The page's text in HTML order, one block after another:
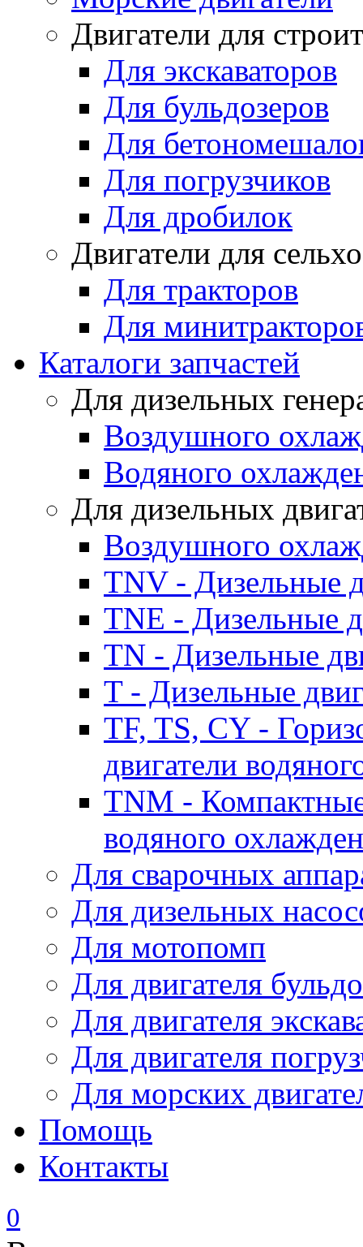
Двигатели для
Для экскаваторов
Для бульдозеров
Для
Для погрузчиков
Для дробилок
Двигатели для
Для тракторов
Для
Каталоги запчастей
Для дизельных
Воздушного
Водяного
Для дизельных
Воздушного
TNV - Дизельные
TNE - Дизельные
TN - Дизельные
T - Дизельные
TF, TS, CY -
двигатели
TNM -
водяного
Для сварочных
Для дизельных
Для мотопомп
Для двигателя
Для двигателя
Для двигателя
Для морских
Помощь
Контакты
0